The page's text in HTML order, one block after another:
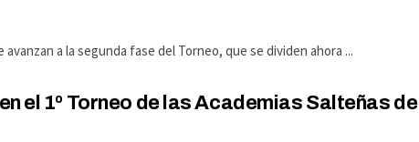
a la segunda fase del Torneo, que se dividen ahora ...
el 1º Torneo de las Academias Salteñas de